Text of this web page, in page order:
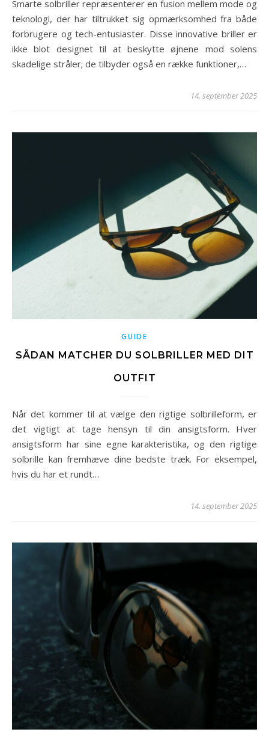
Smarte solbriller repræsenterer en fusion mellem mode og
teknologi, der har tiltrukket sig opmærksomhed fra både
forbrugere og tech-entusiaster. Disse innovative briller er
ikke blot designet til at beskytte øjnene mod solens
skadelige stråler; de tilbyder også en række funktioner,…
14. september 2025
GUIDE
SÅDAN MATCHER DU SOLBRILLER MED DIT
OUTFIT
Når det kommer til at vælge den rigtige solbrilleform, er
det vigtigt at tage hensyn til din ansigtsform. Hver
ansigtsform har sine egne karakteristika, og den rigtige
solbrille kan fremhæve dine bedste træk. For eksempel,
hvis du har et rundt…
14. september 2025